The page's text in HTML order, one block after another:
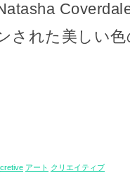
された美しい
cretive アート クリエイティブ